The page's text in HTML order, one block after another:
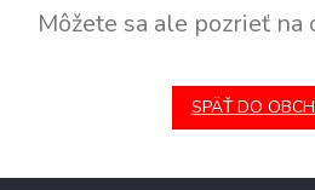
Môžete sa ale pozrieť
SPÄŤ DO